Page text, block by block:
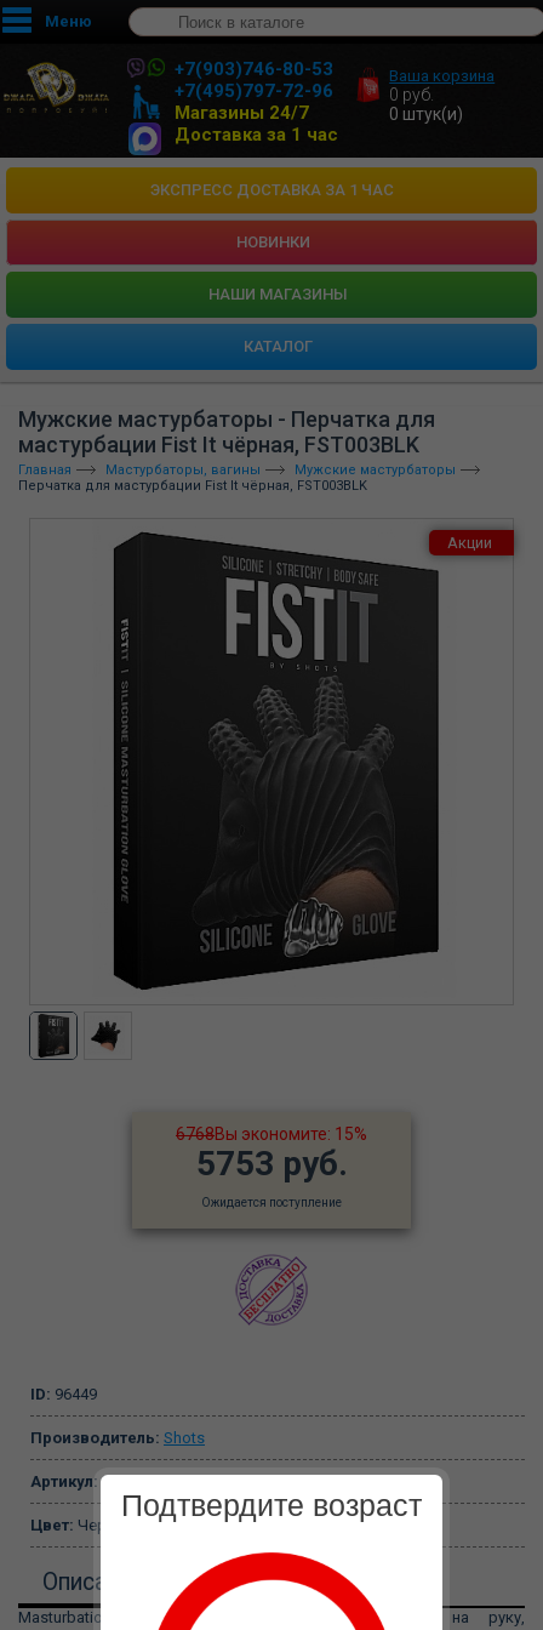
Меню
+7(903)746-80-53
+7(495)797-72-96
Магазины 24/7
Доставка за 1 час
Ваша корзина
0 руб.
0 штук(и)
ЭКСПРЕСС ДОСТАВКА ЗА 1 ЧАС
НОВИНКИ
HАШИ МАГАЗИНЫ
КАТАЛОГ
Мужские мастурбаторы - Перчатка для
мастурбации Fist It чёрная, FST003BLK
Главная Мастурбаторы, вагины
Мужские мастурбаторы
Перчатка для мастурбации Fist It чёрная, FST003BLK
Акции
6768Вы экономите: 15%
5753 руб.
Ожидается поступление
ID: 96449
Производитель: Shots
Артикул: FST003BLK
Цвет: Черный
Описание
Masturbation Glove – стимулирующая перчатка на руку,
Подтвердите возраст